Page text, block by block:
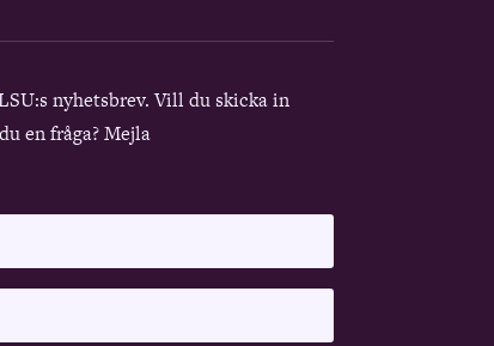
nyhetsbrev. Vill du skicka in
en fråga? Mejla